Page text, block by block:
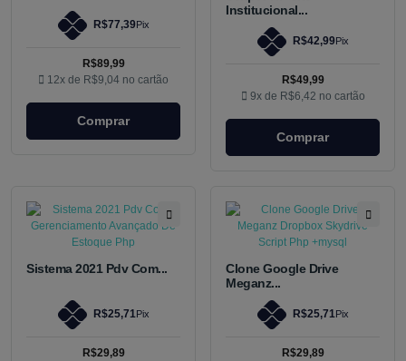
R$77,39Pix
R$89,99
12x de R$9,04 no cartão
Comprar
Institucional...
R$42,99Pix
R$49,99
9x de R$6,42 no cartão
Comprar
Sistema 2021 Pdv Com...
R$25,71Pix
R$29,89
Clone Google Drive
Meganz...
R$25,71Pix
R$29,89